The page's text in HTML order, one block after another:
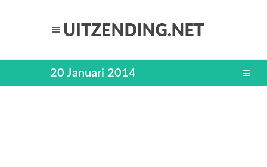
20 Januari 2014